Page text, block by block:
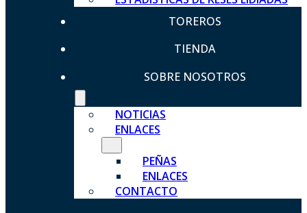
TOREROS
TIENDA
SOBRE NOSOTROS
NOTICIAS
ENLACES
PEÑAS
ENLACES
CONTACTO